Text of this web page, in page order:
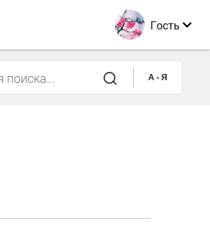
Гость
A - Я